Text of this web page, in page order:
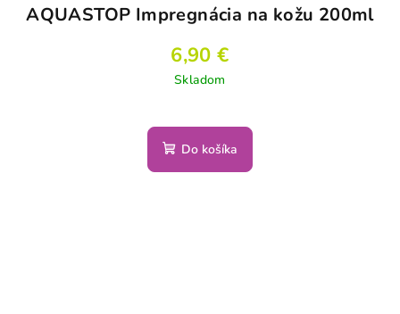
AQUASTOP Impregnácia na kožu 200ml
6,90 €
Skladom
Do košíka